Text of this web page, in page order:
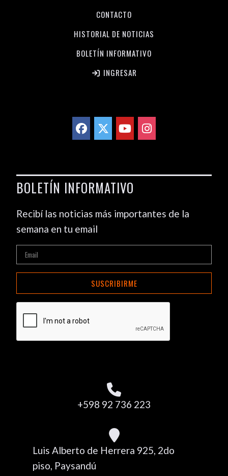
CONTACTO
HISTORIAL DE NOTICIAS
BOLETÍN INFORMATIVO
INGRESAR
BOLETÍN INFORMATIVO
Recibí las noticias más importantes de la
semana en tu email
SUSCRIBIRME
+598 92 736 223
Luis Alberto de Herrera 925, 2do
piso, Paysandú